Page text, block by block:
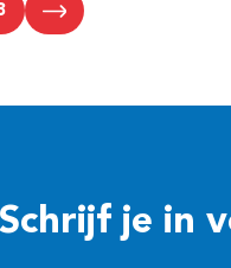
je in